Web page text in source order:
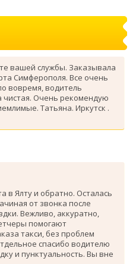
вашей службы. Заказывала
Симферополя. Все очень
вовремя, водитель
Очень рекомендую
Татьяна. Иркутск .
в Ялту и обратно. Осталась
от звонка после
Вежливо, аккуратно,
помогают
такси, без проблем
спасибо водителю
и пунктуальность. Вы вне